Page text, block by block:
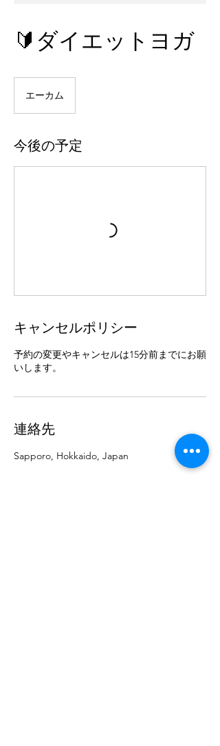
🔰ダイエットヨガ
エーカム
今後の予定
キャンセルポリシー
予約の変更やキャンセルは15分前までにお願
いします。
連絡先
Sapporo, Hokkaido, Japan